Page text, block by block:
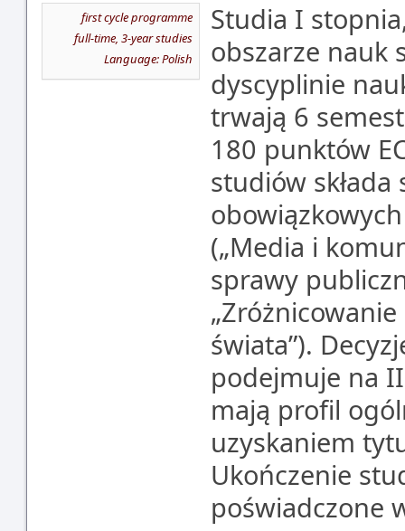
first cycle programme
full-time, 3-year studies
Language: Polish
Studia I
obszarze nauk
dyscyplinie
trwają 6
180 punktów
studiów
(„Media i
sprawy
świata”).
podejmuje na
mają profil
uzyskaniem
Ukończenie
poświadczone